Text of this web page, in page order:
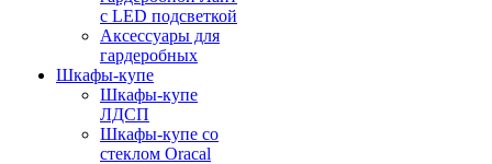
с LED подсветкой
Аксессуары для
гардеробных
Шкафы-купе
Шкафы-купе
ЛДСП
Шкафы-купе со
стеклом Oracal